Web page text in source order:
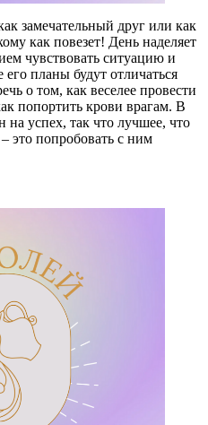
замечательный друг или как
как повезет! День наделяет
чувствовать ситуацию и
планы будут отличаться
о том, как веселее провести
попортить крови врагам. В
на успех, так что лучшее, что
это попробовать с ним